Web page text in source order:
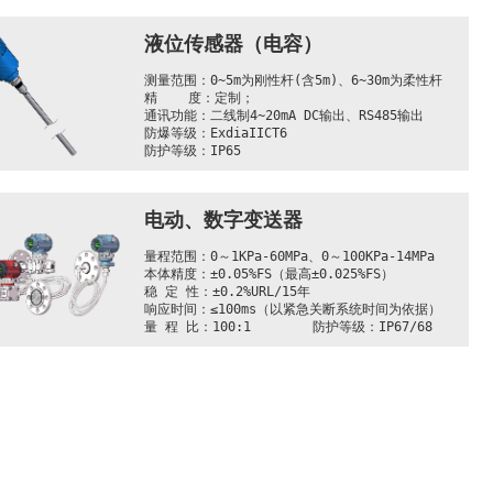
防爆防护：ExdbⅡCT6 Gb/ExiaⅡCT6 Ga、IP68(水深
液位传感器（电容）
测量范围：0~5m为刚性杆(含5m)、6~30m为柔性杆
精    度：定制；
通讯功能：二线制4~20mA DC输出、RS485输出
防爆等级：ExdiaIICT6
防护等级：IP65
电动、数字变送器
量程范围：0～1KPa-60MPa、0～100KPa-14MPa
本体精度：±0.05%FS（最高±0.025%FS）
稳 定 性：±0.2%URL/15年
响应时间：≤100ms（以紧急关断系统时间为依据）
量 程 比：100:1        防护等级：IP67/68